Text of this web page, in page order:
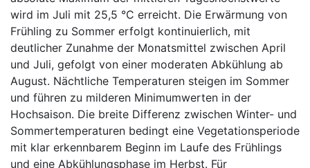
wird im Juli mit 25,5 °C erreicht. Die Erwärmung von
Frühling zu Sommer erfolgt kontinuierlich, mit
deutlicher Zunahme der Monatsmittel zwischen April
und Juli, gefolgt von einer moderaten Abkühlung ab
August. Nächtliche Temperaturen steigen im Sommer
und führen zu milderen Minimumwerten in der
Hochsaison. Die breite Differenz zwischen Winter- und
Sommertemperaturen bedingt eine Vegetationsperiode
mit klar erkennbarem Beginn im Laufe des Frühlings
und eine Abkühlungsphase im Herbst. Für